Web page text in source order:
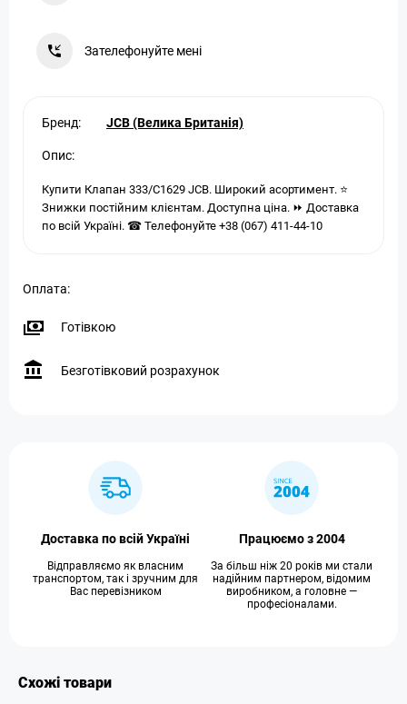
Зателефонуйте мені
Бренд: JCB (Велика Британія)
Опис:
Купити Клапан 333/C1629 JCB. Широкий асортимент. ⭐
Знижки постійним клієнтам. Доступна ціна. ⏩ Доставка
по всій Україні. ☎ Телефонуйте +38 (067) 411-44-10
Оплата:
Готівкою
Безготівковий розрахунок
Доставка по всій Україні
Відправляємо як власним
транспортом, так і зручним для
Вас перевізником
Працюємо з 2004
За більш ніж 20 років ми стали
надійним партнером, відомим
виробником, а головне —
професіоналами.
Схожі товари